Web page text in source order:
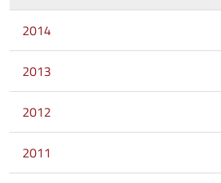
2014
2013
2012
2011